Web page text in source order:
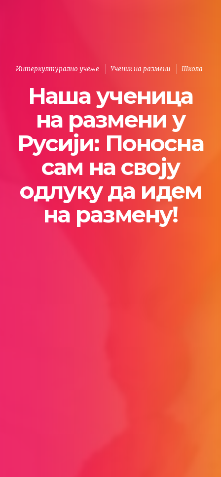
Интеркултурално учење Ученик на размени Школа
Наша ученица
на размени у
Русији: Поносна
сам на своју
одлуку да идем
на размену!